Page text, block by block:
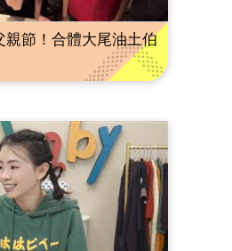
親節！合體大尾油土伯